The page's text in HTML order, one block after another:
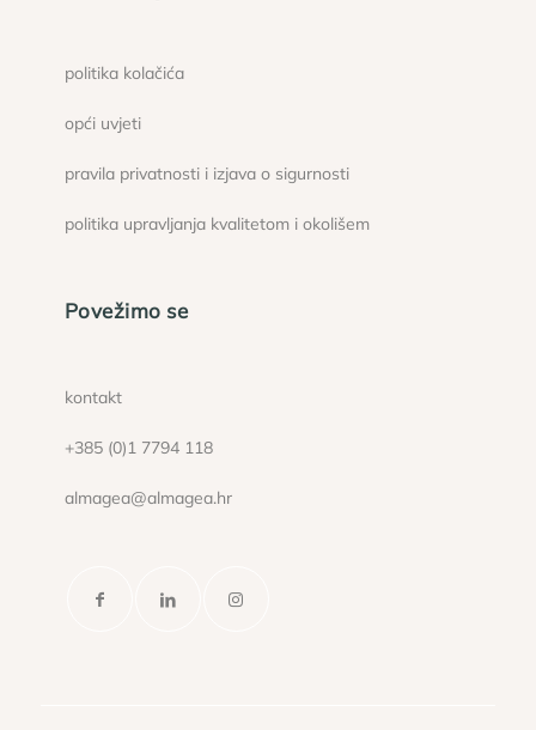
politika kolačića
opći uvjeti
pravila privatnosti i izjava o sigurnosti
politika upravljanja kvalitetom i okolišem
Povežimo se
kontakt
+385 (0)1 7794 118
almagea@almagea.hr